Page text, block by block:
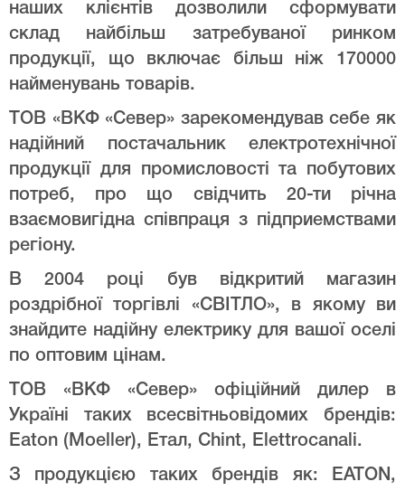
наших клієнтів дозволили сформувати
склад найбільш затребуваної ринком
продукції, що включає більш ніж 170000
найменувань товарів.
ТОВ «ВКФ «Север» зарекомендував себе як
надійний постачальник електротехнічної
продукції для промисловості та побутових
потреб, про що свідчить 20-ти річна
взаємовигідна співпраця з підприемствами
регіону.
В 2004 році був відкритий магазин
роздрібної торгівлі «СВІТЛО», в якому ви
знайдите надійну електрику для вашої оселі
по оптовим цінам.
ТОВ «ВКФ «Север» офіційний дилер в
Україні таких всесвітньовідомих брендів:
Eaton (Moeller), Етал, Chint, Elettrocanali.
З продукцією таких брендів як: EATON,